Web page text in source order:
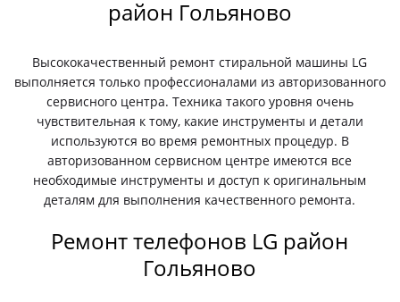
район Гольяново
Высококачественный ремонт стиральной машины LG
выполняется только профессионалами из авторизованного
сервисного центра. Техника такого уровня очень
чувствительная к тому, какие инструменты и детали
используются во время ремонтных процедур. В
авторизованном сервисном центре имеются все
необходимые инструменты и доступ к оригинальным
деталям для выполнения качественного ремонта.
Ремонт телефонов LG район
Гольяново